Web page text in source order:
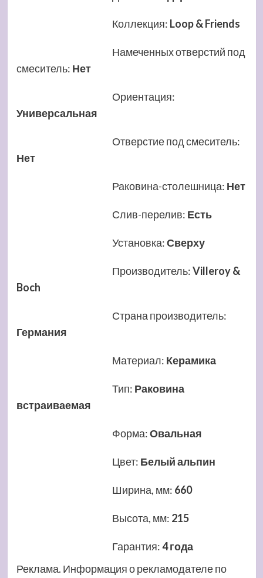
Коллекция: Loop & Friends
Намеченных отверстий под
смеситель: Нет
Ориентация:
Универсальная
Отверстие под смеситель:
Нет
Раковина-столешница: Нет
Слив-перелив: Есть
Установка:Сверху
Производитель:Villeroy &
Boch
Страна производитель:
Германия
Материал: Керамика
Тип: Раковина
встраиваемая
Форма:Овальная
Цвет: Белый альпин
Ширина, мм: 660
Высота, мм: 215
Гарантия:4 года
Реклама. Информация о рекламодателе по